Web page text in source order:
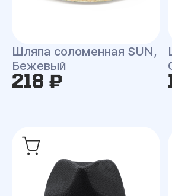
Шляпа соломенная SUN,
Бежевый
218 ₽